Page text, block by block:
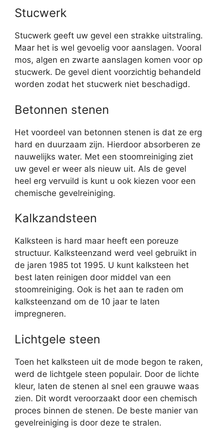
Stucwerk
Stucwerk geeft uw gevel een strakke uitstraling.
Maar het is wel gevoelig voor aanslagen. Vooral
mos, algen en zwarte aanslagen komen voor op
stucwerk. De gevel dient voorzichtig behandeld
worden zodat het stucwerk niet beschadigd.
Betonnen stenen
Het voordeel van betonnen stenen is dat ze erg
hard en duurzaam zijn. Hierdoor absorberen ze
nauwelijks water. Met een stoomreiniging ziet
uw gevel er weer als nieuw uit. Als de gevel
heel erg vervuild is kunt u ook kiezen voor een
chemische gevelreiniging.
Kalkzandsteen
Kalksteen is hard maar heeft een poreuze
structuur. Kalksteenzand werd veel gebruikt in
de jaren 1985 tot 1995. U kunt kalksteen het
best laten reinigen door middel van een
stoomreiniging. Ook is het aan te raden om
kalksteenzand om de 10 jaar te laten
impregneren.
Lichtgele steen
Toen het kalksteen uit de mode begon te raken,
werd de lichtgele steen populair. Door de lichte
kleur, laten de stenen al snel een grauwe waas
zien. Dit wordt veroorzaakt door een chemisch
proces binnen de stenen. De beste manier van
gevelreiniging is door deze te stralen.